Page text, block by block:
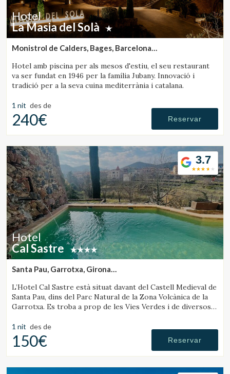
Hotel
La Masia del Solà
Monistrol de Calders, Bages, Barcelona
Hotel amb piscina per als mesos d'estiu, el seu restaurant
va ser fundat en 1946 per la família Jubany. Innovació i
tradició per a la seva cuina mediterrània i catalana.
1 nit des de
240€ Reservar
3.7
Hotel
Cal Sastre
Santa Pau, Garrotxa, Girona
L’Hotel Cal Sastre està situat davant del Castell Medieval de
Santa Pau, dins del Parc Natural de la Zona Volcànica de la
Garrotxa. Es troba a prop de les Vies Verdes i de diversos
1 nit des de
150€ Reservar